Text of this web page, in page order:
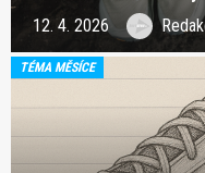
12. 4. 2026
TÉMA MĚSÍCE